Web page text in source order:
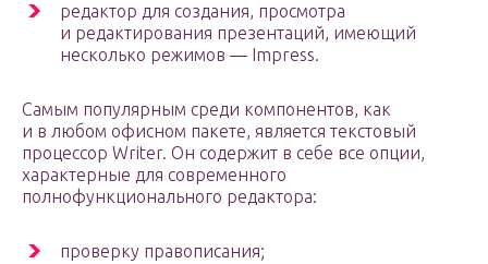
редактор для создания, просмотра
и редактирования презентаций, имеющий
несколько режимов — Impress.
Самым популярным среди компонентов, как
и в любом офисном пакете, является текстовый
процессор Writer. Он содержит в себе все опции,
характерные для современного
полнофункционального редактора:
проверку правописания;